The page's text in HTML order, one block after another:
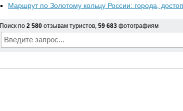
Маршрут по Золотому кольцу России: города,
Поиск по 2 580 отзывам туристов, 59 683 фотографиям